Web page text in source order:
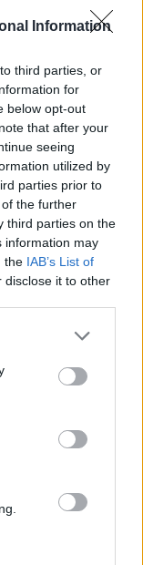
Information
third parties, or
for
below opt-out
that after your
seeing
utilized by
parties prior to
the further
third parties on the
information may
the IAB’s List of
disclose it to other
00:10:12
įmonės:
00:00:38
raginimų jį
00:41:51
nė vieno